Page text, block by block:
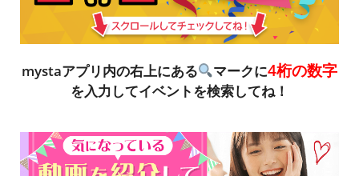
mystaアプリ内の右上にある マークに4桁の数字
を入力してイベントを検索してね！